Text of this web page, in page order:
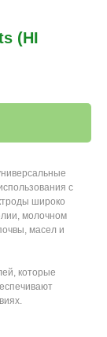
(HI
с
широко
молочном
масел и
которые